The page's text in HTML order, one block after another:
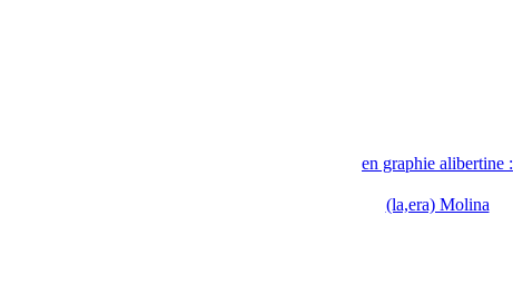
en graphie alibertine :
(la,era) Molina